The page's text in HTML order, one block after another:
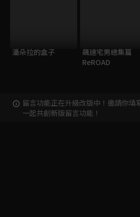
潘朵拉的盒子
飆速宅男總集篇
ReROAD
留言功能正在升級改版中！邀請你填
一起共創新版留言功能！